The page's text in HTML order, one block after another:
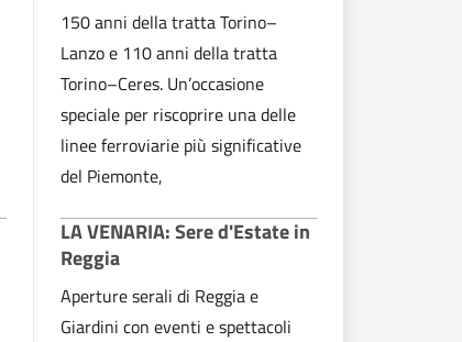
150 anni della tratta Torino–
Lanzo e 110 anni della tratta
Torino–Ceres. Un’occasione
speciale per riscoprire una delle
linee ferroviarie più significative
del Piemonte,
LA VENARIA: Sere d'Estate in
Reggia
Aperture serali di Reggia e
Giardini con eventi e spettacoli